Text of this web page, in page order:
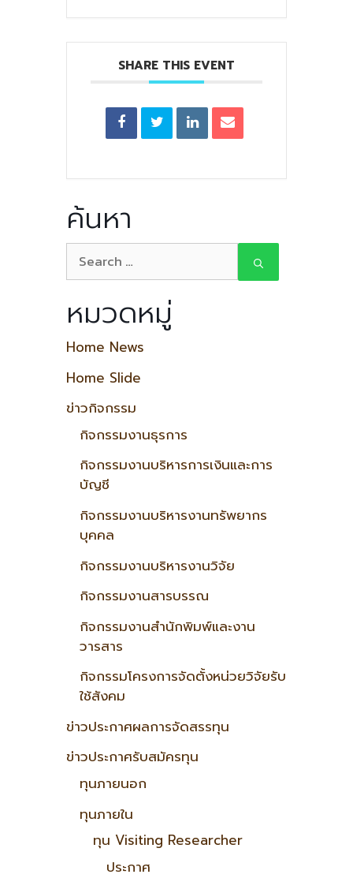
SHARE THIS EVENT
ค้นหา
หมวดหมู่
Home News
Home Slide
ข่าวกิจกรรม
กิจกรรมงานธุรการ
กิจกรรมงานบริหารการเงินและการ
บัญชี
กิจกรรมงานบริหารงานทรัพยากร
บุคคล
กิจกรรมงานบริหารงานวิจัย
กิจกรรมงานสารบรรณ
กิจกรรมงานสำนักพิมพ์และงาน
วารสาร
กิจกรรมโครงการจัดตั้งหน่วยวิจัยรับ
ใช้สังคม
ข่าวประกาศผลการจัดสรรทุน
ข่าวประกาศรับสมัครทุน
ทุนภายนอก
ทุนภายใน
ทุน Visiting Researcher
ประกาศ